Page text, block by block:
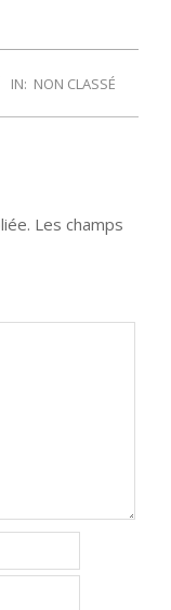
IN: NON CLASSÉ
Les champs